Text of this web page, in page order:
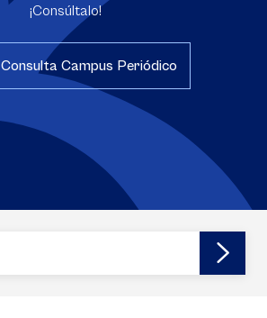
¡Consúltalo!
Consulta Campus Periódico